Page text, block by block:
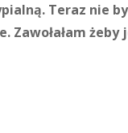
Teraz nie
Zawołałam